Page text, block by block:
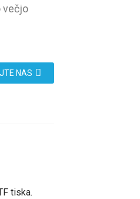
večjo
NAS
tiska.